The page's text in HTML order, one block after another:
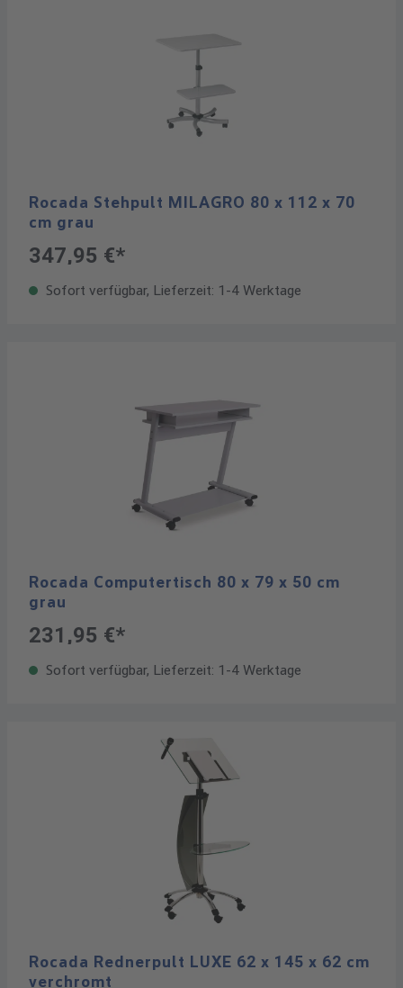
Rocada Stehpult MILAGRO 80 x 112 x 70
cm grau
347,95 €*
Sofort verfügbar, Lieferzeit: 1-4 Werktage
Rocada Computertisch 80 x 79 x 50 cm
grau
231,95 €*
Sofort verfügbar, Lieferzeit: 1-4 Werktage
Rocada Rednerpult LUXE 62 x 145 x 62 cm
verchromt